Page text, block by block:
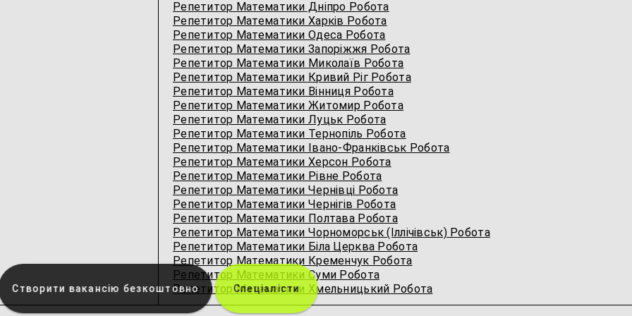
Репетитор Математики Дніпро Робота
Репетитор Математики Харків Робота
Репетитор Математики Одеса Робота
Репетитор Математики Запоріжжя Робота
Репетитор Математики Миколаїв Робота
Репетитор Математики Кривий Ріг Робота
Репетитор Математики Вінниця Робота
Репетитор Математики Житомир Робота
Репетитор Математики Луцьк Робота
Репетитор Математики Тернопіль Робота
Репетитор Математики Івано-Франківськ Робота
Репетитор Математики Херсон Робота
Репетитор Математики Рівне Робота
Репетитор Математики Чернівці Робота
Репетитор Математики Чернігів Робота
Репетитор Математики Полтава Робота
Репетитор Математики Чорноморськ (Іллічівськ) Робота
Репетитор Математики Біла Церква Робота
Репетитор Математики Кременчук Робота
Репетитор Математики Суми Робота
Репетитор Математики Хмельницький Робота
Створити вакансію безкоштовно Спеціалісти